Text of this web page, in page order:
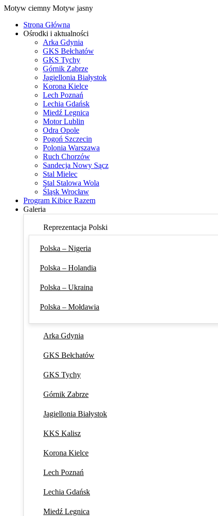
Motyw ciemny Motyw jasny
Strona Główna
Ośrodki i aktualności
Arka Gdynia
GKS Bełchatów
GKS Tychy
Górnik Zabrze
Jagiellonia Białystok
Korona Kielce
Lech Poznań
Lechia Gdańsk
Miedź Legnica
Motor Lublin
Odra Opole
Pogoń Szczecin
Polonia Warszawa
Ruch Chorzów
Sandecja Nowy Sącz
Stal Mielec
Stal Stalowa Wola
Śląsk Wrocław
Program Kibice Razem
Galeria
Reprezentacja Polski
Polska – Nigeria
Polska – Holandia
Polska – Ukraina
Polska – Mołdawia
Arka Gdynia
GKS Bełchatów
GKS Tychy
Górnik Zabrze
Jagiellonia Białystok
KKS Kalisz
Korona Kielce
Lech Poznań
Lechia Gdańsk
Miedź Legnica